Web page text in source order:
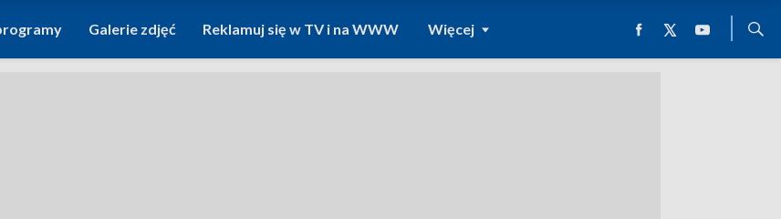
Galerie zdjęć Reklamuj się w TV i na WWW Więcej